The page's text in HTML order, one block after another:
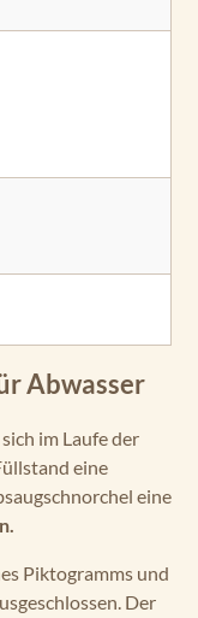
Abwasser
im Laufe der
eine
eine
Piktogramms und
Der